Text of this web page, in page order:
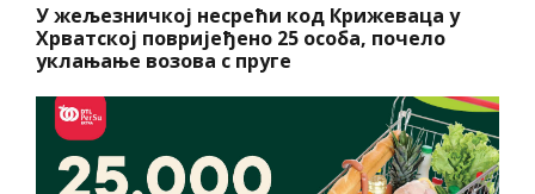
У жељезничкој несрећи код Крижеваца у
Хрватској повријеђено 25 особа, почело
уклањање возова с пруге